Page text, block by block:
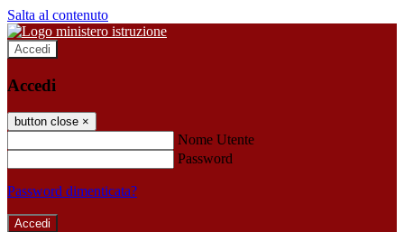
Salta al contenuto
Accedi
Accedi
button close ×
Nome Utente
Password
Password dimenticata?